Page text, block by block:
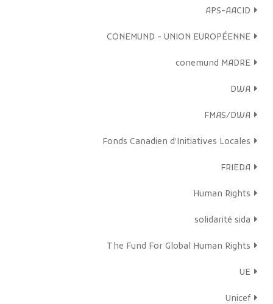
APS-AACID
CONEMUND - UNION EUROPÉENNE
conemund MADRE
DWA
FMAS/DWA
Fonds Canadien d’Initiatives Locales
FRIEDA
Human Rights
solidarité sida
The Fund For Global Human Rights
UE
Unicef